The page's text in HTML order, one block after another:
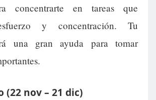
concentrarte en tareas que
y concentración. Tu
una gran ayuda para tomar
(22 nov – 21 dic)